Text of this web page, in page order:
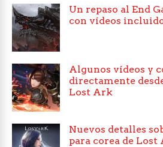
Un repaso al End
con vídeos
Algunos vídeos y
directamente
Lost Ark
Nuevos detalles
para corea de Lost